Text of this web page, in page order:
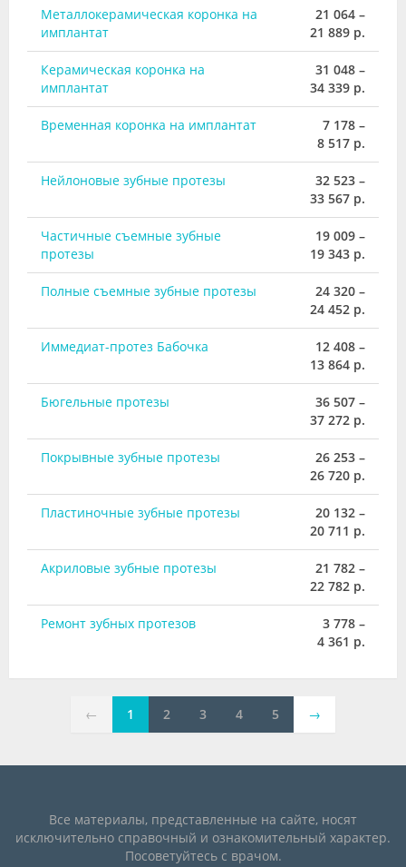
Металлокерамическая коронка на
имплантат
21 064 –
21 889 р.
Керамическая коронка на
имплантат
31 048 –
34 339 р.
Временная коронка на имплантат
7 178 –
8 517 р.
Нейлоновые зубные протезы
32 523 –
33 567 р.
Частичные съемные зубные
протезы
19 009 –
19 343 р.
Полные съемные зубные протезы
24 320 –
24 452 р.
Иммедиат-протез Бабочка
12 408 –
13 864 р.
Бюгельные протезы
36 507 –
37 272 р.
Покрывные зубные протезы
26 253 –
26 720 р.
Пластиночные зубные протезы
20 132 –
20 711 р.
Акриловые зубные протезы
21 782 –
22 782 р.
Ремонт зубных протезов
3 778 –
4 361 р.
← 1 2 3 4 5 →
Все материалы, представленные на сайте, носят
исключительно справочный и ознакомительный характер.
Посоветуйтесь с врачом.